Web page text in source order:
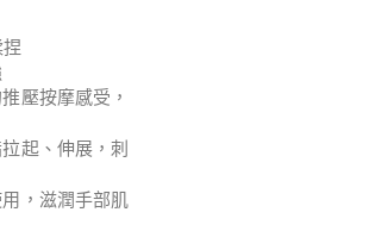
壓按摩感受，
起、伸展，刺
，滋潤手部肌